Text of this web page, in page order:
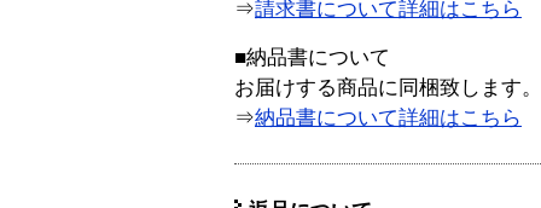
⇒請求書について詳細はこちら
■納品書について
お届けする商品に同梱致します。
⇒納品書について詳細はこちら